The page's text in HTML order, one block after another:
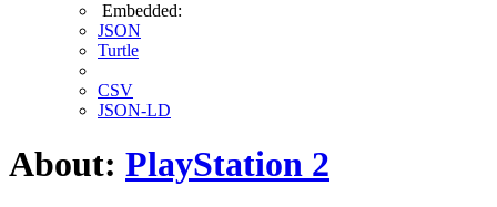
Embedded:
JSON
Turtle
CSV
JSON-LD
About: PlayStation 2